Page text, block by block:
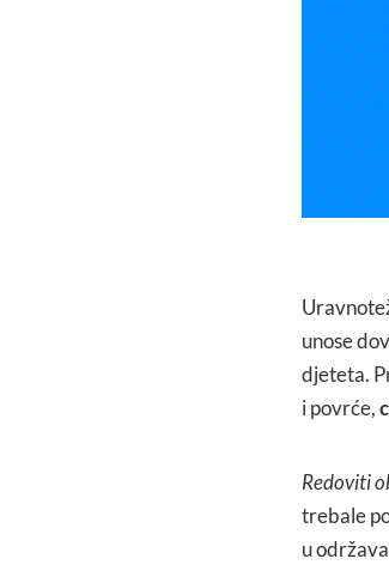
unose
djeteta.
i povrće,
Redoviti
trebale
u